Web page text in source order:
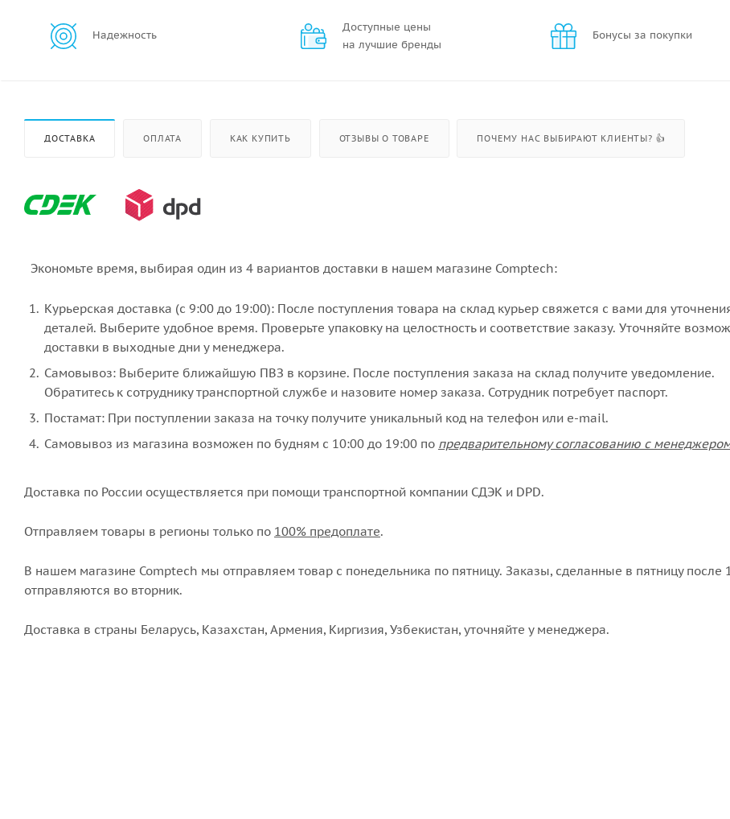
Надежность
Доступные цены
на лучшие бренды
Бонусы за покупки
ДОСТАВКА ОПЛАТА КАК КУПИТЬ ОТЗЫВЫ О ТОВАРЕ ПОЧЕМУ НАС ВЫБИРАЮТ КЛИЕНТЫ? 👍
Экономьте время, выбирая один из 4 вариантов доставки в нашем магазине Comptech:
Курьерская доставка (с 9:00 до 19:00): После поступления товара на склад курьер свяжется с вами для
деталей. Выберите удобное время. Проверьте упаковку на целостность и соответствие заказу. Уточняйте
доставки в выходные дни у менеджера.
Самовывоз: Выберите ближайшую ПВЗ в корзине. После поступления заказа на склад получите уведомление.
Обратитесь к сотруднику транспортной службе и назовите номер заказа. Сотрудник потребует паспорт.
Постамат: При поступлении заказа на точку получите уникальный код на телефон или e-mail.
Самовывоз из магазина возможен по будням с 10:00 до 19:00 по предварительному согласованию с
Доставка по России осуществляется при помощи транспортной компании СДЭК и DPD.
Отправляем товары в регионы только по 100% предоплате.
В нашем магазине Comptech мы отправляем товар с понедельника по пятницу. Заказы, сделанные в пятницу после
отправляются во вторник.
Доставка в страны Беларусь, Казахстан, Армения, Киргизия, Узбекистан, уточняйте у менеджера.